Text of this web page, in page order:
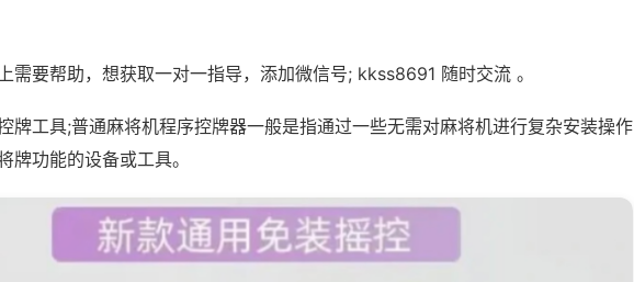
需要帮助，想获取一对一指导，添加微信号; kkss8691 随时交流 。
牌工具;普通麻将机程序控牌器一般是指通过一些无需对麻将机进行复杂安装操作
牌功能的设备或工具。